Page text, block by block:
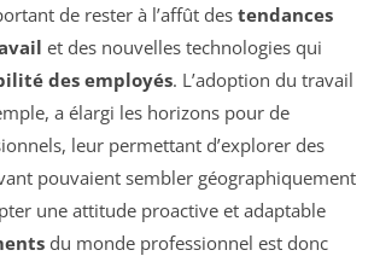
de rester à l’affût des tendances
et des nouvelles technologies qui
des employés. L’adoption du travail
a élargi les horizons pour de
leur permettant d’explorer des
pouvaient sembler géographiquement
une attitude proactive et adaptable
du monde professionnel est donc